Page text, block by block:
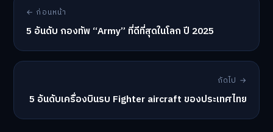
← ก่อนหน้า
5 อันดับ กองทัพ “Army” ที่ดีที่สุดในโลก ปี 2025
ถัดไป →
5 อันดับเครื่องบินรบ Fighter aircraft ของประเทศไทย